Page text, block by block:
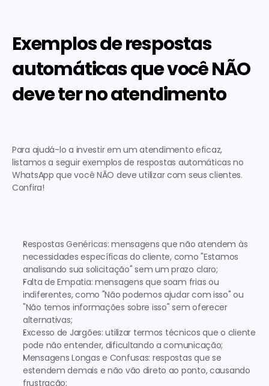
Exemplos de respostas
automáticas que você NÃO
deve ter no atendimento
Para ajudá-lo a investir em um atendimento eficaz,
listamos a seguir exemplos de respostas automáticas no
WhatsApp que você NÃO deve utilizar com seus clientes.
Confira!
Respostas Genéricas: mensagens que não atendem às
necessidades específicas do cliente, como "Estamos
analisando sua solicitação" sem um prazo claro;
Falta de Empatia: mensagens que soam frias ou
indiferentes, como "Não podemos ajudar com isso" ou
"Não temos informações sobre isso" sem oferecer
alternativas;
Excesso de Jargões: utilizar termos técnicos que o cliente
pode não entender, dificultando a comunicação;
Mensagens Longas e Confusas: respostas que se
estendem demais e não vão direto ao ponto, causando
frustração;